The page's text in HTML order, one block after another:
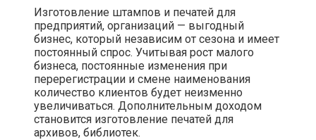
Изготовление штампов и печатей для
предприятий, организаций — выгодный
бизнес, который независим от сезона и имеет
постоянный спрос. Учитывая рост малого
бизнеса, постоянные изменения при
перерегистрации и смене наименования
количество клиентов будет неизменно
увеличиваться. Дополнительным доходом
становится изготовление печатей для
архивов, библиотек.